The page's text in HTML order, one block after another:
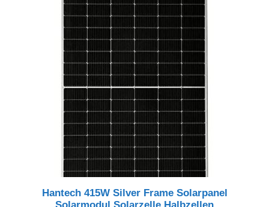
Hantech 415W Silver Frame Solarpanel
Solarmodul Solarzelle Halbzellen